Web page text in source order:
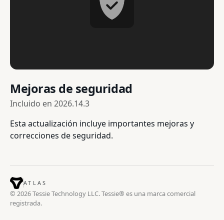
Mejoras de seguridad
Incluido en 2026.14.3
Esta actualización incluye importantes mejoras y
correcciones de seguridad.
ATLAS
© 2026 Tessie Technology LLC. Tessie® es una marca comercial
registrada.